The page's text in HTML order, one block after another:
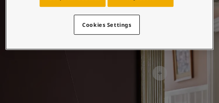
البحث عن موزع جوتن
مستندات المنتجات
مساحات تنبض بالحياة - أحدث مجموعة ألوان جوتن
شركة كبرى
الدهانات الصناعية
Cookies Settings